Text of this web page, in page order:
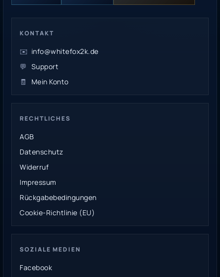
KONTAKT
✉️ info@whitefox2k.de
💬 Support
🧾
Mein Konto
RECHTLICHES
AGB
Datenschutz
Widerruf
Impressum
Rückgabebedingungen
Cookie-Richtlinie (EU)
SOZIALE MEDIEN
Facebook